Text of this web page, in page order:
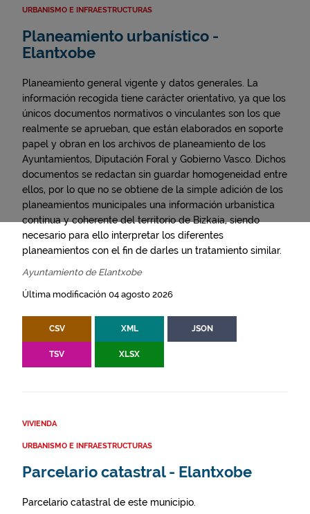
URBANISMO E INFRAESTRUCTURAS
Planeamiento urbanístico -
Elantxobe
Planeamiento general vigente y datos generales. La
información recogida tiene carácter orientativo, ya que los
únicos documentos normativos o vinculantes son los que
realmente se aprueban, que están elaborados en soporte
papel y obran en los archivos de planeamiento de los
Ayuntamientos, Diputación Foral y Gobierno Vasco. Dichos
documentos se redactan sin guardar homogeneidad entre
ellos, por lo que no se obtiene de la simple adición de los
planeamientos municipales una información urbanística
continua y coherente del territorio de Bizkaia, siendo
necesario para ello interpretar los diferentes
planeamientos con el fin de darles un tratamiento similar.
Ayuntamiento de Elantxobe
Última modificación 04 agosto 2026
CSV XML JSON
TSV XLSX
VIVIENDA
URBANISMO E INFRAESTRUCTURAS
Parcelario catastral - Elantxobe
Parcelario catastral de este municipio.